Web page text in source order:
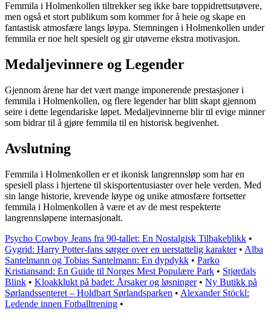
Femmila i Holmenkollen tiltrekker seg ikke bare toppidrettsutøvere,
men også et stort publikum som kommer for å heie og skape en
fantastisk atmosfære langs løypa. Stemningen i Holmenkollen under
femmila er noe helt spesielt og gir utøverne ekstra motivasjon.
Medaljevinnere og Legender
Gjennom årene har det vært mange imponerende prestasjoner i
femmila i Holmenkollen, og flere legender har blitt skapt gjennom
seire i dette legendariske løpet. Medaljevinnerne blir til evige minner
som bidrar til å gjøre femmila til en historisk begivenhet.
Avslutning
Femmila i Holmenkollen er et ikonisk langrennsløp som har en
spesiell plass i hjertene til skisportentusiaster over hele verden. Med
sin lange historie, krevende løype og unike atmosfære fortsetter
femmila i Holmenkollen å være et av de mest respekterte
langrennsløpene internasjonalt.
Psycho Cowboy Jeans fra 90-tallet: En Nostalgisk Tilbakeblikk •
Gygrid: Harry Potter-fans sørger over en uerstattelig karakter• Alba
Santelmann og Tobias Santelmann: En dypdykk • Parko
Kristiansand: En Guide til Norges Mest Populære Park • Stjørdals
Blink • Kloakklukt på badet: Årsaker og løsninger• Ny Butikk på
Sørlandssenteret – Holdbart Sørlandsparken • Alexander Stöckl:
Ledende innen Fotballtrening •